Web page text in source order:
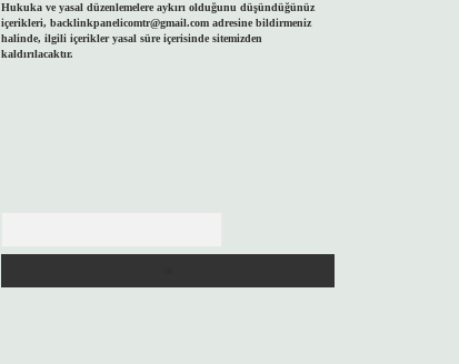
Hukuka ve yasal düzenlemelere aykırı olduğunu düşündüğünüz
içerikleri, backlinkpanelicomtr@gmail.comadresine bildirmeniz
halinde, ilgili içerikler yasal süre içerisinde sitemizden
kaldırılacaktır.